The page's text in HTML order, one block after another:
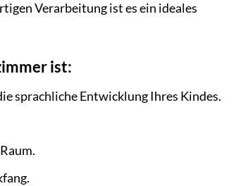
Verarbeitung ist es ein ideales
ist:
sprachliche Entwicklung Ihres Kindes.